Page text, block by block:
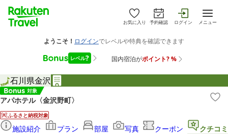
お気に入り 予約確認 ログイン メニュー
石川県金沢
アパホテル〈金沢野町〉
ふるさと納税対象
施設紹介 プラン 部屋 写真 クーポン クチコミ